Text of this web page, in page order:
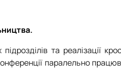
та реалізації
паралельно